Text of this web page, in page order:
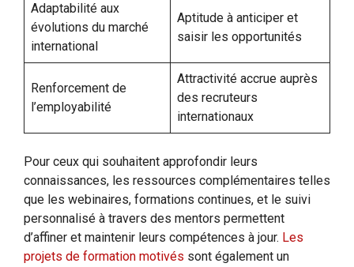
Adaptabilité aux
évolutions du marché
international
Aptitude à anticiper et
saisir les opportunités
Renforcement de
l’employabilité
Attractivité accrue auprès
des recruteurs
internationaux
Pour ceux qui souhaitent approfondir leurs
connaissances, les ressources complémentaires telles
que les webinaires, formations continues, et le suivi
personnalisé à travers des mentors permettent
d’affiner et maintenir leurs compétences à jour. Les
projets de formation motivés sont également un